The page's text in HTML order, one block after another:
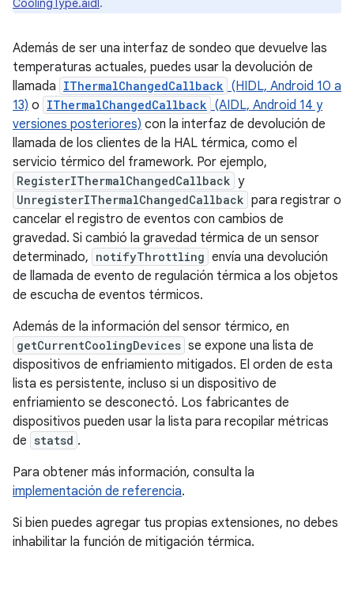
Además de ser una interfaz de sondeo que devuelve las
temperaturas actuales, puedes usar la devolución de
llamada IThermalChangedCallback (HIDL, Android 10 a
13) o IThermalChangedCallback (AIDL, Android 14 y
versiones posteriores) con la interfaz de devolución de
llamada de los clientes de la HAL térmica, como el
servicio térmico del framework. Por ejemplo,
RegisterIThermalChangedCallback y
UnregisterIThermalChangedCallback para registrar o
cancelar el registro de eventos con cambios de
gravedad. Si cambió la gravedad térmica de un sensor
determinado, notifyThrottling envía una devolución
de llamada de evento de regulación térmica a los objetos
de escucha de eventos térmicos.
Además de la información del sensor térmico, en
getCurrentCoolingDevices se expone una lista de
dispositivos de enfriamiento mitigados. El orden de esta
lista es persistente, incluso si un dispositivo de
enfriamiento se desconectó. Los fabricantes de
dispositivos pueden usar la lista para recopilar métricas
de statsd .
Para obtener más información, consulta la
implementación de referencia.
Si bien puedes agregar tus propias extensiones, no debes
inhabilitar la función de mitigación térmica.